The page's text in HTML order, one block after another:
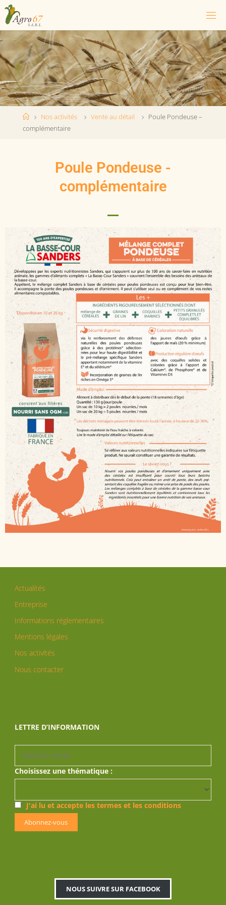
Nos activités Vente au détail
Poule Pondeuse –
complémentaire
Poule Pondeuse -
complémentaire
Actualités
Entreprise
Informations réglementaires
Mentions légales
Nos activités
Nous contacter
LETTRE D’INFORMATION
Choisissez une thématique :
J'ai lu et accepte les termes et les conditions
NOUS SUIVRE SUR FACEBOOK